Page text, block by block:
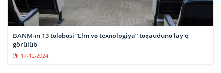
BANM-ın 13 tələbəsi “Elm və texnologiya” təqaüdünə layiq
görülüb
17-12-2024